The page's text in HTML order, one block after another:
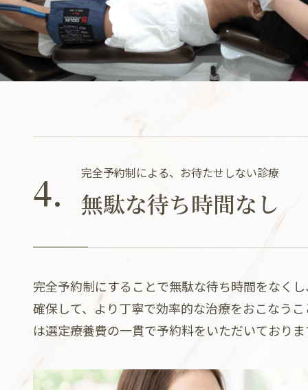
4. 完全予約制による、お待たせしない診療
無駄な待ち時間なし
完全予約制にすることで無駄な待ち時間をなく
確保して、より丁寧で効率的な治療をおこなう
は選定療養費の一貫で予約料をいただいておりま